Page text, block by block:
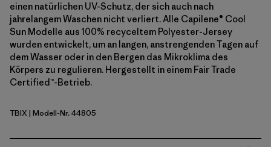
einen natürlichen UV-Schutz, der sich auch nach
jahrelangem Waschen nicht verliert. Alle Capilene® Cool
Sun Modelle aus 100% recyceltem Polyester-Jersey
wurden entwickelt, um an langen, anstrengenden Tagen auf
dem Wasser oder in den Bergen das Mikroklima des
Körpers zu regulieren. Hergestellt in einem Fair Trade
Certified™-Betrieb.
Thermal Blue - Thin Ice X-Dye
TBIX | Modell-Nr. 44805